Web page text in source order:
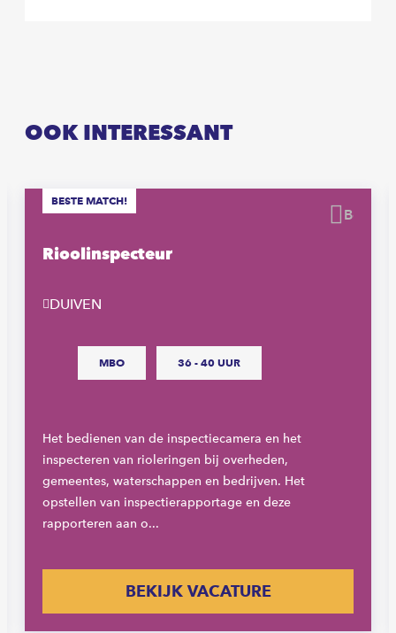
OOK INTERESSANT
Rioolinspecteur
DUIVEN
MBO 36 - 40 UUR
Het bedienen van de inspectiecamera en het
inspecteren van rioleringen bij overheden,
gemeentes, waterschappen en bedrijven. Het
opstellen van inspectierapportage en deze
rapporteren aan o...
BEKIJK VACATURE
BESTE MATCH!